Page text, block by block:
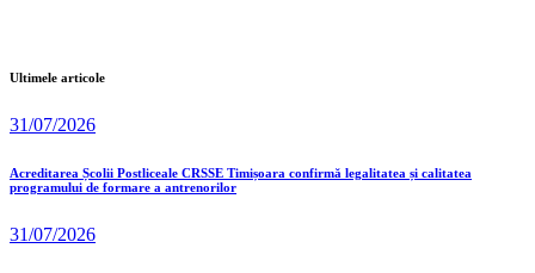
Ultimele articole
31/07/2026
Acreditarea Școlii Postliceale CRSSE Timișoara confirmă legalitatea și calitatea
programului de formare a antrenorilor
31/07/2026